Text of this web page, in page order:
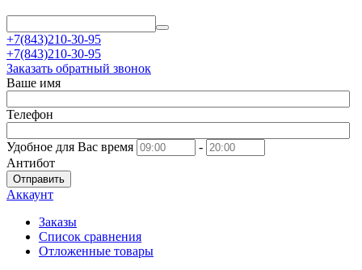
+7(843)210-30-95
+7(843)210-30-95
Заказать обратный звонок
Ваше имя
Телефон
Удобное для Вас время
-
Антибот
Отправить
Аккаунт
Заказы
Список сравнения
Отложенные товары